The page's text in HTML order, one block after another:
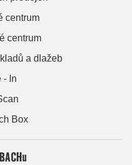
centrum
centrum
a dlažeb
- In
Box